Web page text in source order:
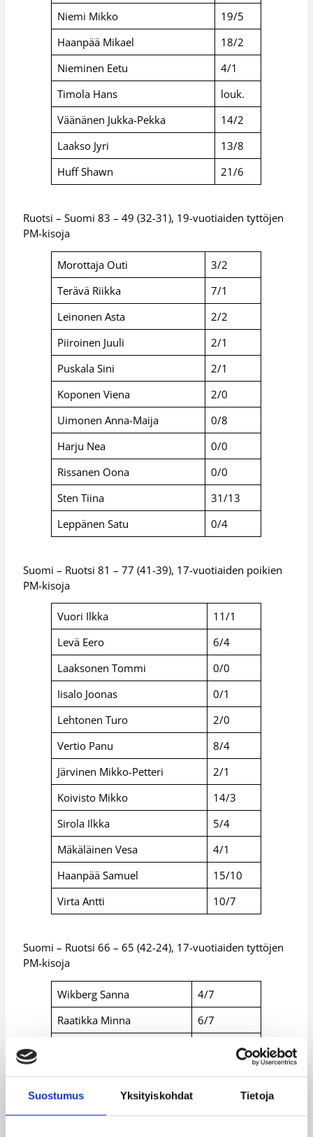
Suostumus Yksityiskohdat Tietoja
Niemi Mikko
19/5
Haanpää Mikael
18/2
Nieminen Eetu
4/1
Timola Hans
louk.
Väänänen Jukka-Pekka
14/2
Laakso Jyri
13/8
Huff Shawn
21/6
Ruotsi – Suomi 83 – 49 (32-31), 19-vuotiaiden tyttöjen
PM-kisoja
Morottaja Outi
3/2
Terävä Riikka
7/1
Leinonen Asta
2/2
Piiroinen Juuli
2/1
Puskala Sini
2/1
Koponen Viena
2/0
Uimonen Anna-Maija
0/8
Harju Nea
0/0
Rissanen Oona
0/0
Sten Tiina
31/13
Leppänen Satu
0/4
Suomi – Ruotsi 81 – 77 (41-39), 17-vuotiaiden poikien
PM-kisoja
Vuori Ilkka
11/1
Levä Eero
6/4
Laaksonen Tommi
0/0
Iisalo Joonas
0/1
Lehtonen Turo
2/0
Vertio Panu
8/4
Järvinen Mikko-Petteri
2/1
Koivisto Mikko
14/3
Sirola Ilkka
5/4
Mäkäläinen Vesa
4/1
Haanpää Samuel
15/10
Virta Antti
10/7
Suomi – Ruotsi 66 – 65 (42-24), 17-vuotiaiden tyttöjen
PM-kisoja
Wikberg Sanna
4/7
Raatikka Minna
6/7
Kojola Kira